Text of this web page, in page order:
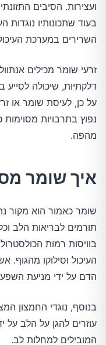
ועצירות. הסיבים
בעוד שתכונותיו נוגדות
השרירים במערכת
זרעי שומר מכילים
דלקתיות, שיכולה
על כן, לעיסת שומר או
נפוץ בתרבויות מסוימות
מהפה.
איך שומר
תורמים לבריאות הלב
בוויסות רמות
העיכול וסילוקו מהגוף.
הדם על ידי מניעת
עוזרים להגן על הלב על
המובילים למחלות לב.